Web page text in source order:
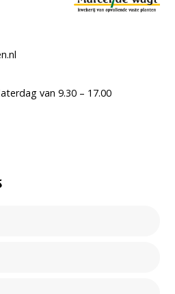
van 9.30 – 17.00